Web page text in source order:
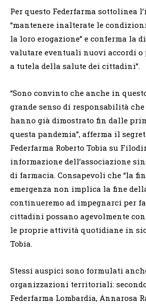
Per questo Federfarma sottolinea
“mantenere inalterate le
la loro erogazione” e conferma la
valutare eventuali nuovi accordi o
a tutela della salute dei cittadini”.
“Sono convinto che anche in
grande senso di responsabilità
hanno già dimostrato fin dalle
questa pandemia”, afferma il
Federfarma Roberto Tobia su
informazione dell’associazione
di farmacia. Consapevoli che “la
emergenza non implica la fine
continueremo ad impegnarci per
cittadini possano agevolmente
le proprie attività quotidiane in
Tobia.
Stessi auspici sono formulati
organizzazioni territoriali:
Federfarma Lombardia, Annarosa